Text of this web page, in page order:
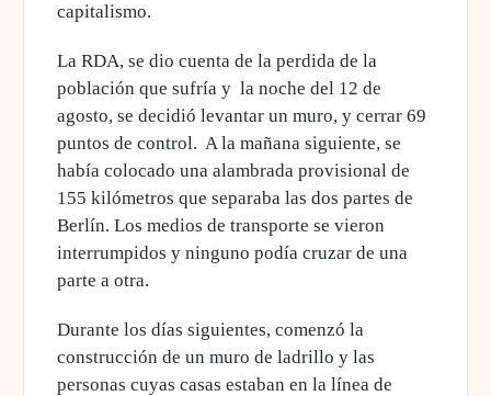
capitalismo.
La RDA, se dio cuenta de la perdida de la
población que sufría y la noche del 12 de
agosto, se decidió levantar un muro, y cerrar 69
puntos de control. A la mañana siguiente, se
había colocado una alambrada provisional de
155 kilómetros que separaba las dos partes de
Berlín. Los medios de transporte se vieron
interrumpidos y ninguno podía cruzar de una
parte a otra.
Durantelos días siguientes, comenzó la
construcción de un muro de ladrillo y las
personas cuyas casas estaban en la línea de